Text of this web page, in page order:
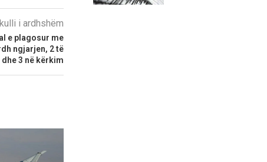
i ardhshëm
e plagosur me
ngjarjen, 2 të
3 në kërkim